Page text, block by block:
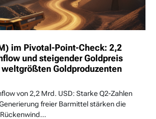
im Pivotal-Point-Check: 2,2
und steigender Goldpreis
Goldproduzenten
von 2,2 Mrd. USD: Starke Q2-Zahlen
freier Barmittel stärken die